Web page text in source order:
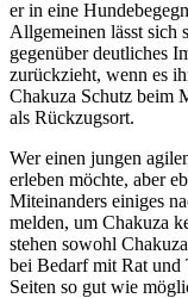
er in eine
Allgemeinen lässt sich
gegenüber deutliches
zurückzieht, wenn es
Chakuza Schutz beim
als Rückzugsort.
Wer einen jungen
erleben möchte, aber
Miteinanders einiges
melden, um Chakuza
stehen sowohl
bei Bedarf mit Rat und
Seiten so gut wie